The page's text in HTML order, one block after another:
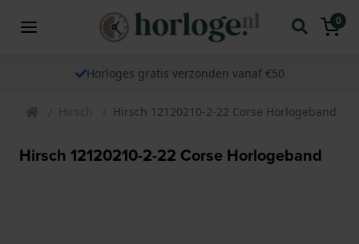
0
Horloges gratis verzonden vanaf €50
Hirsch Hirsch 12120210-2-22 Corse Horlogeband
Hirsch 12120210-2-22 Corse Horlogeband